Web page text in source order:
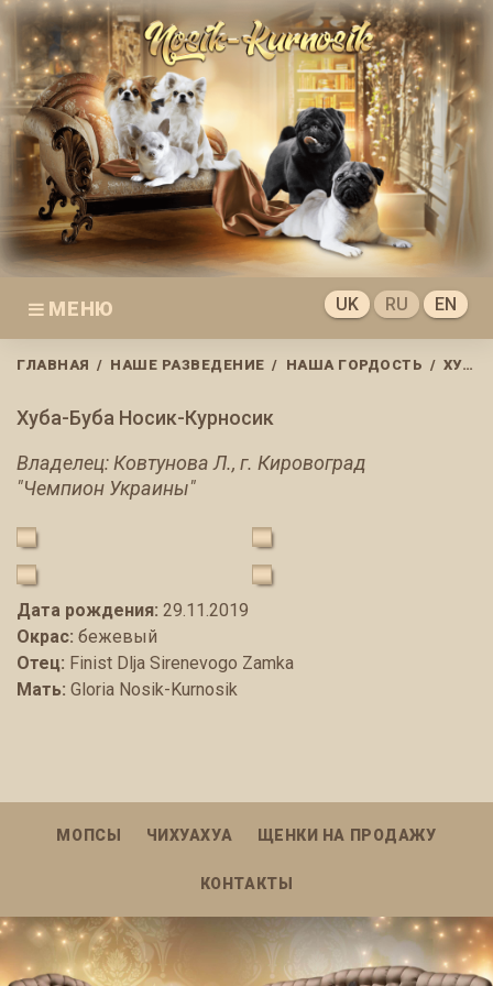
Skip
to
content
МЕНЮ UK RU EN
ГЛАВНАЯ / НАШЕ РАЗВЕДЕНИЕ / НАША ГОРДОСТЬ / ХУБА-БУБА НОСИК-КУРНОСИК
Хуба-Буба Носик-Курносик
Владелец: Ковтунова Л., г. Кировоград
"Чемпион Украины"
Дата рождения: 29.11.2019
Окрас: бежевый
Отец: Finist Dlja Sirenevogo Zamka
Мать: Gloria Nosik-Kurnosik
МОПСЫ ЧИХУАХУА ЩЕНКИ НА ПРОДАЖУ
КОНТАКТЫ